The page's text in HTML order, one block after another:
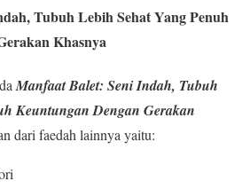
Tubuh Lebih Sehat Yang Penuh
Khasnya
Manfaat Balet: Seni Indah, Tubuh
Keuntungan Dengan Gerakan
dari faedah lainnya yaitu: